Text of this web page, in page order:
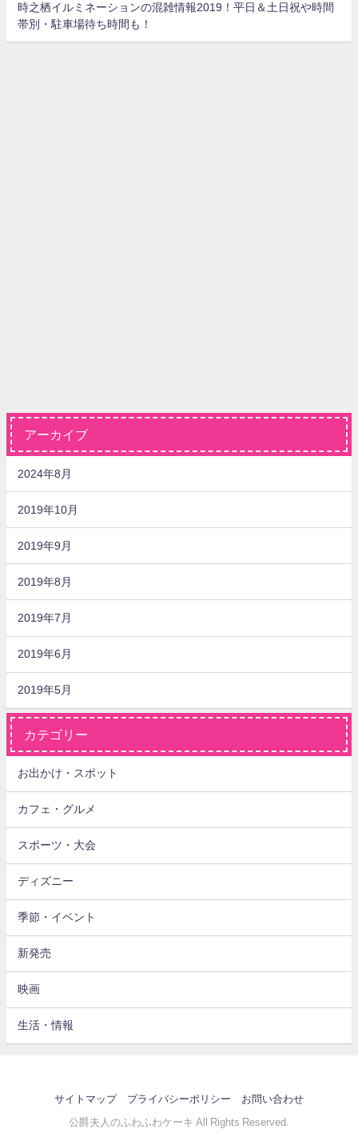
時之栖イルミネーションの混雑情報2019！平日＆土日祝や時間
帯別・駐車場待ち時間も！
アーカイブ
2024年8月
2019年10月
2019年9月
2019年8月
2019年7月
2019年6月
2019年5月
カテゴリー
お出かけ・スポット
カフェ・グルメ
スポーツ・大会
ディズニー
季節・イベント
新発売
映画
生活・情報
サイトマップ プライバシーポリシー お問い合わせ
公爵夫人のふわふわケーキ All Rights Reserved.